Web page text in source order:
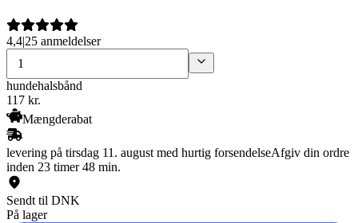
4,4|25 anmeldelser
hundehalsbånd
117 kr.
Mængderabat
levering på tirsdag 11. august med hurtig forsendelseAfgiv din ordre
inden 23 timer 48 min.
Sendt til DNK
På lager